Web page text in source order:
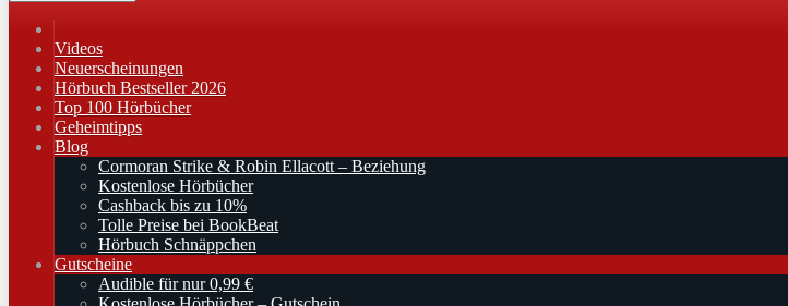
Videos
Neuerscheinungen
Hörbuch Bestseller 2026
Top 100 Hörbücher
Geheimtipps
Blog
Cormoran Strike & Robin Ellacott – Beziehung
Kostenlose Hörbücher
Cashback bis zu 10%
Tolle Preise bei BookBeat
Hörbuch Schnäppchen
Gutscheine
Audible für nur 0,99 €